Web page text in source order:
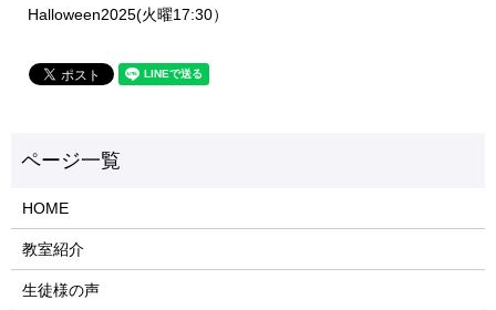
Halloween2025(火曜17:30）
HOME
教室紹介
生徒様の声